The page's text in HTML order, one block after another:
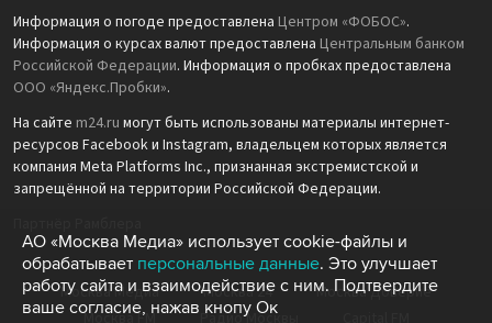
Информация о погоде предоставлена Центром «ФОБОС».
Информация о курсах валют предоставлена Центральным банком
Российской Федерации. Информация о пробках предоставлена
ООО «Яндекс.Пробки».
На сайте m24.ru могут быть использованы материалы интернет-
ресурсов Facebook и Instagram, владельцем которых является
компания Meta Platforms Inc., признанная экстремистской и
запрещённой на территории Российской Федерации.
Москва Медиа Москва 24
Москва Доверие
АО «Москва Медиа» использует cookie-файлы и
обрабатывает персональные данные. Это улучшает
работу сайта и взаимодействие с ним. Подтвердите
ваше согласие, нажав кнопу Ок